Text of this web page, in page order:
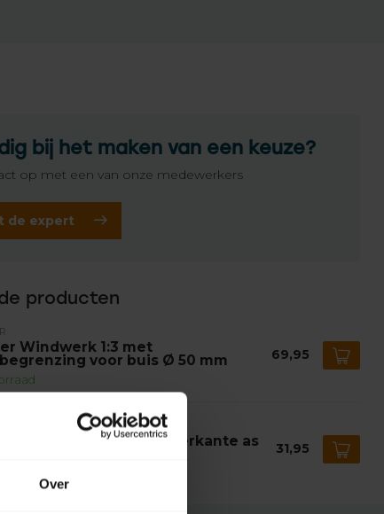
Over
bij het maken van een keuze?
op met een van onze medewerkers
de expert
producten
Windwerk 1:3 met
voor buis Ø 50 mm 69,95
Kniekoppeling met vierkante as 31,95